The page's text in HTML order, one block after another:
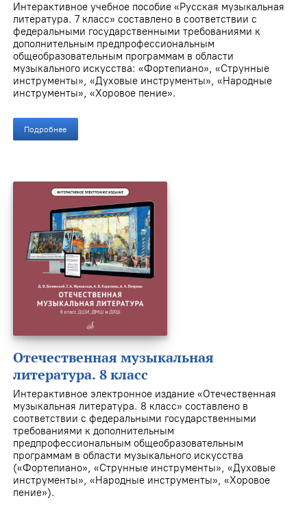
Интерактивное учебное пособие «Русская музыкальная
литература. 7 класс» составлено в соответствии с
федеральными государственными требованиями к
дополнительным предпрофессиональным
общеобразовательным программам в области
музыкального искусства: «Фортепиано», «Струнные
инструменты», «Духовые инструменты», «Народные
инструменты», «Хоровое пение».
Подробнее
Отечественная музыкальная
литература. 8 класс
Интерактивное электронное издание «Отечественная
музыкальная литература. 8 класс» составлено в
соответствии с федеральными государственными
требованиями к дополнительным
предпрофессиональным общеобразовательным
программам в области музыкального искусства
(«Фортепиано», «Струнные инструменты», «Духовые
инструменты», «Народные инструменты», «Хоровое
пение»).